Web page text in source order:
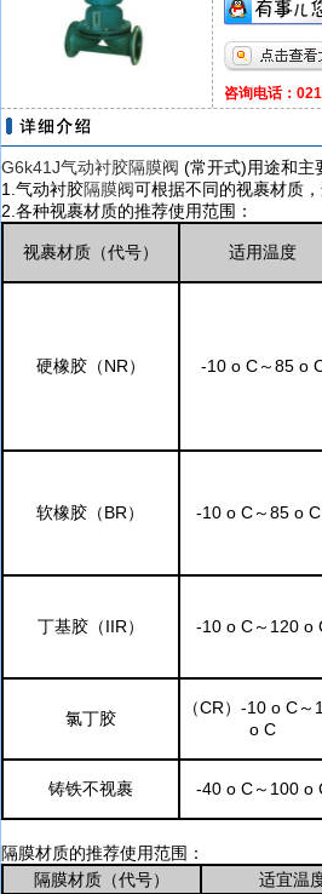
咨询电话：
G6k41J气动衬胶隔膜阀 (常开式)用途和主
1.气动衬胶隔膜阀可根据不同的视裹材质
2.各种视裹材质的推荐使用范围：
视裹材质（代号） 适用温度
硬橡胶（NR） -10 o C～85 o
软橡胶（BR） -10 o C～85 o
丁基胶（IIR） -10 o C～120 o
氯丁胶
（CR）-10 o C～
o C
铸铁不视裹 -40 o C～100 o
隔膜材质的推荐使用范围：
隔膜材质（代号）
适宜温